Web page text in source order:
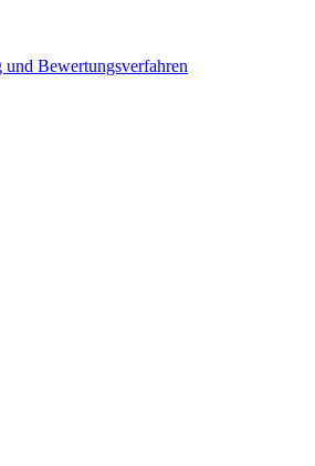
Bewertungsverfahren